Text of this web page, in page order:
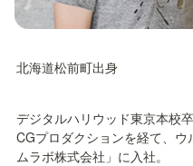
北海道松前町出身
デジタルハリウッド東京本校
CGプロダクションを経て、
ムラボ株式会社」に入社。